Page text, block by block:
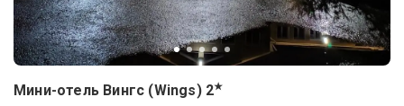
Мини-отель Вингс (Wings) 2★